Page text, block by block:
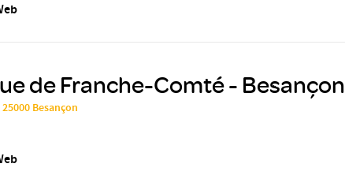
de Franche-Comté - Besançon
Besançon